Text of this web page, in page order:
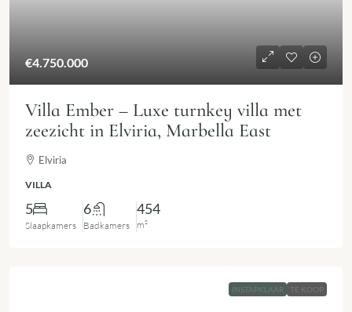
€4.750.000
Villa Ember – Luxe turnkey villa met
zeezicht in Elviria, Marbella East
Elviria
VILLA
5
Slaapkamers
6
Badkamers
454
m²
INSTAPKLAAR TE KOOP